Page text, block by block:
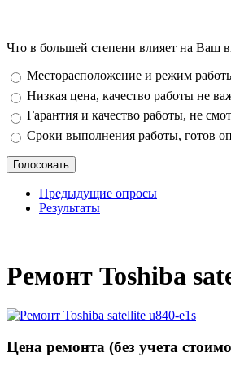
Что в большей степени влияет на Ваш
Варианты
Месторасположение и режим
Низкая цена, качество работы не
Гарантия и качество работы, не
Сроки выполнения работы, готов
Предыдущие опросы
Результаты
Ремонт Toshiba
Цена ремонта (без учета